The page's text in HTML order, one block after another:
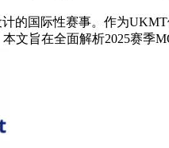
的国际性赛事。作为
文旨在全面解析2025赛季